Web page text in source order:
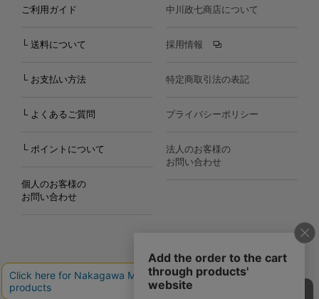
ご利用ガイド
└ 送料について
└ お支払い方法
└ よくあるご質問
└ ポイントについて
個人のお客様の
お問い合わせ
中川政七商店について
採用情報
特定商取引法の表記
プライバシーポリシー
法人のお客様の
お問い合わせ